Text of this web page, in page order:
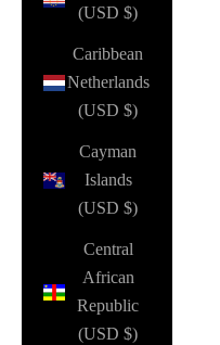
(USD $)
Caribbean
Netherlands
(USD $)
Cayman
Islands
(USD $)
Central
African
Republic
(USD $)